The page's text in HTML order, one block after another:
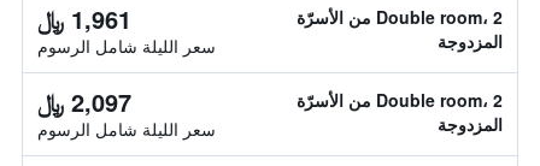
Double room، 2 من الأسرّة
المزدوجة
1,961 ﷼
سعر الليلة شامل الرسوم
Double room، 2 من الأسرّة
المزدوجة
2,097 ﷼
سعر الليلة شامل الرسوم